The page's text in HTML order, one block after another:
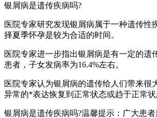
银屑病是遗传疾病吗?
医院专家研究发现银屑病属于一种遗传
择夏季怀孕是较为合适的时间。
医院专家进一步指出银屑病是有一定的遗
患者，子女发病率为16.4%左右。
医院专家认为银屑病的遗传给人们带来
异常的*表达恢复到正常状态或趋于正常
银屑病是遗传疾病吗?温馨提示：广大患